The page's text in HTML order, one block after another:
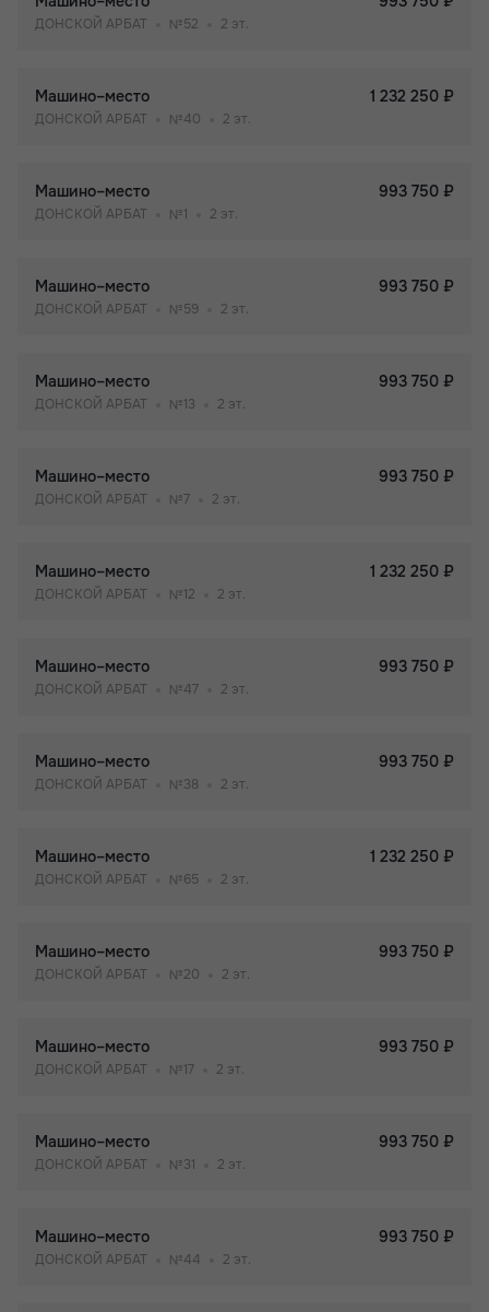
ДОНСКОЙ АРБАТ №52 2 эт.
Машино–место 1 232 250 ₽
ДОНСКОЙ АРБАТ №40 2 эт.
Машино–место 993 750 ₽
ДОНСКОЙ АРБАТ №1 2 эт.
Машино–место 993 750 ₽
ДОНСКОЙ АРБАТ №59 2 эт.
Машино–место 993 750 ₽
ДОНСКОЙ АРБАТ №13 2 эт.
Машино–место 993 750 ₽
ДОНСКОЙ АРБАТ №7 2 эт.
Машино–место 1 232 250 ₽
ДОНСКОЙ АРБАТ №12 2 эт.
Машино–место 993 750 ₽
ДОНСКОЙ АРБАТ №47 2 эт.
Машино–место 993 750 ₽
ДОНСКОЙ АРБАТ №38 2 эт.
Машино–место 1 232 250 ₽
ДОНСКОЙ АРБАТ №65 2 эт.
Машино–место 993 750 ₽
ДОНСКОЙ АРБАТ №20 2 эт.
Машино–место 993 750 ₽
ДОНСКОЙ АРБАТ №17 2 эт.
Машино–место 993 750 ₽
ДОНСКОЙ АРБАТ №31 2 эт.
Машино–место 993 750 ₽
ДОНСКОЙ АРБАТ №44 2 эт.